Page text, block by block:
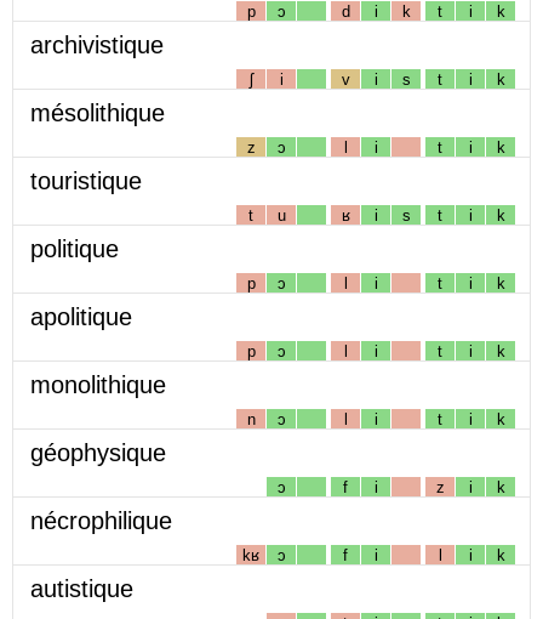
p ɔ d i k t i k
archivistique
ʃ i v i s t i k
mésolithique
z ɔ l i t i k
touristique
t u ʁ i s t i k
politique
p ɔ l i t i k
apolitique
p ɔ l i t i k
monolithique
n ɔ l i t i k
géophysique
ɔ f i z i k
nécrophilique
kʁ ɔ f i l i k
autistique